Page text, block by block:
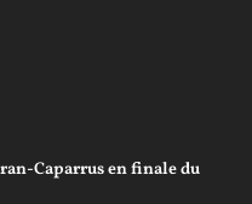
Caparrus en finale du